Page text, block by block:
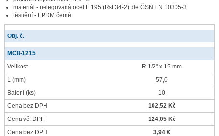
materiál - nelegovaná ocel E 195 (Rst 34-2) dle ČSN EN 10305-3
těsnění - EPDM černé
Obj. č.
MC8-1215
Velikost
R 1/2" x 15 mm
L (mm)
57,0
Balení (ks)
10
Cena bez DPH
102,52 Kč
Cena vč. DPH
124,05 Kč
Cena bez DPH
3,94 €